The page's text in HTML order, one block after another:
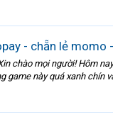
- chẵn lẻ
chào mọi người!
game này quá xanh chín